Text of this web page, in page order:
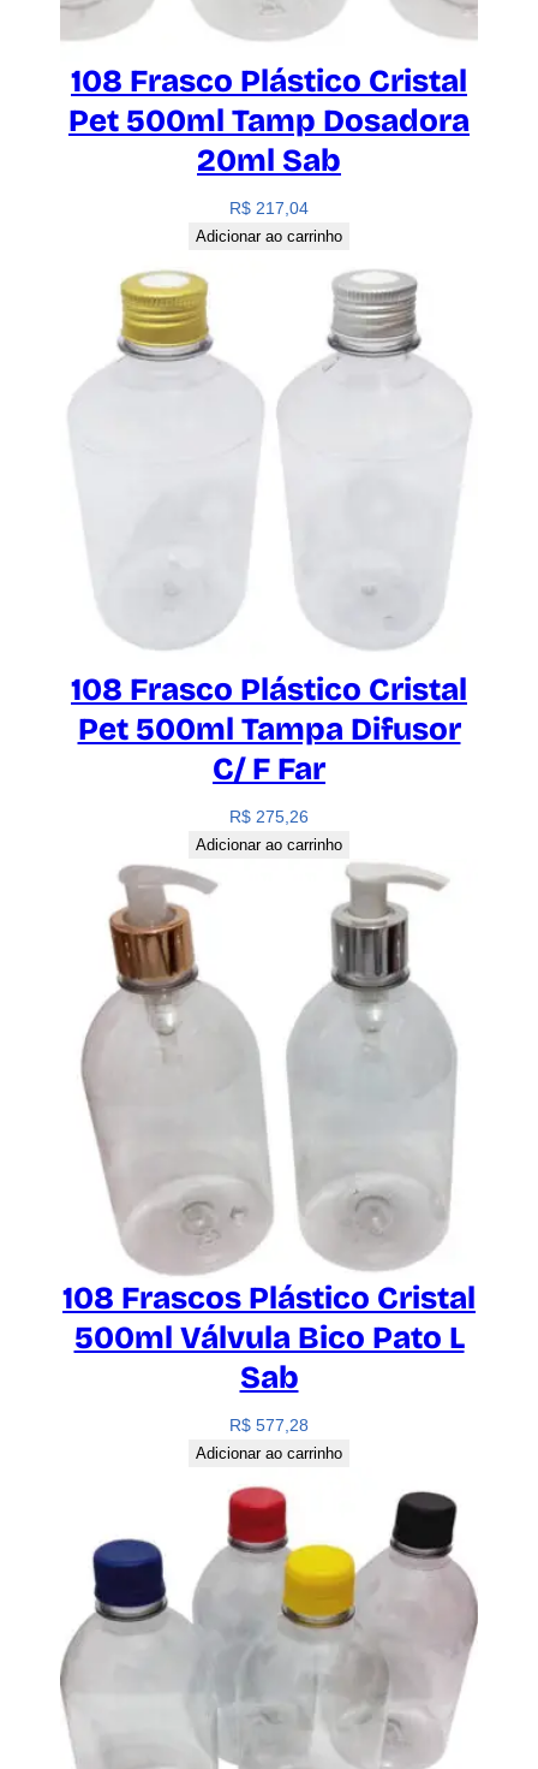
108 Frasco Plástico Cristal
Pet 500ml Tamp Dosadora
20ml Sab
R$ 217,04
Adicionar ao carrinho
108 Frasco Plástico Cristal
Pet 500ml Tampa Difusor
C/ F Far
R$ 275,26
Adicionar ao carrinho
108 Frascos Plástico Cristal
500ml Válvula Bico Pato L
Sab
R$ 577,28
Adicionar ao carrinho